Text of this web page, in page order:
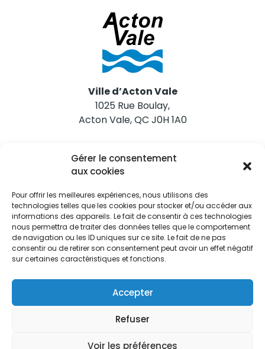
Gérer le consentement
aux cookies
Pour offrir les meilleures expériences, nous utilisons des
technologies telles que les cookies pour stocker et/ou accéder aux
informations des appareils. Le fait de consentir à ces technologies
nous permettra de traiter des données telles que le comportement
de navigation ou les ID uniques sur ce site. Le fait de ne pas
consentir ou de retirer son consentement peut avoir un effet négatif
sur certaines caractéristiques et fonctions.
Accepter
Refuser
Voir les préférences
Ville d’Acton Vale
1025 Rue Boulay,
Acton Vale, QC J0H 1A0
Nous joindre
Tél. 450 546-2703
Restez informés
Abonnez-vous aux alertes municipales
Je m'abonne